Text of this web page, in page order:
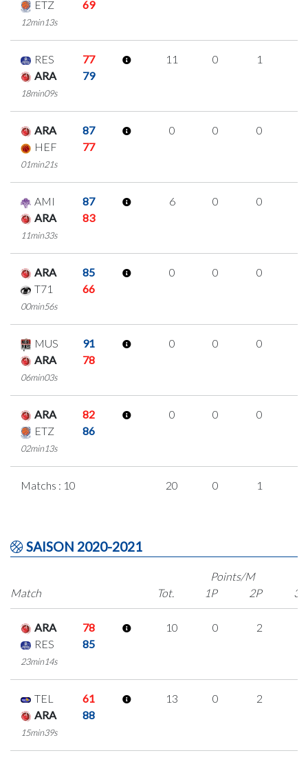
ETZ 69
12min13s
RES
77
ARA
79
18min09s
11 0 1
ARA
87
HEF
77
01min21s
0 0 0
AMI
87
ARA
83
11min33s
6 0 0
ARA
85
T71
66
00min56s
0 0 0
MUS
91
ARA
78
06min03s
0 0 0
ARA
82
ETZ
86
02min13s
0 0 0
Matchs : 10 20 0 1
SAISON 2020-2021
Match
Points/M
Tot.
1P 2P 3P
ARA
78
RES
85
23min14s
10 0 2
TEL
61
ARA
88
15min39s
13 0 2